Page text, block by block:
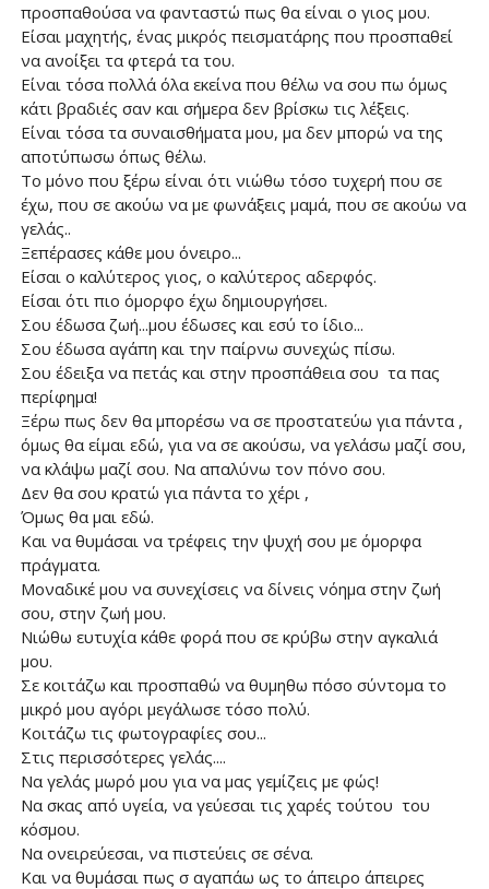
προσπαθούσα να φανταστώ πως θα είναι ο γιος μου.
Είσαι μαχητής, ένας μικρός πεισματάρης που προσπαθεί
να ανοίξει τα φτερά τα του.
Είναι τόσα πολλά όλα εκείνα που θέλω να σου πω όμως
κάτι βραδιές σαν και σήμερα δεν βρίσκω τις λέξεις.
Είναι τόσα τα συναισθήματα μου, μα δεν μπορώ να της
αποτύπωσω όπως θέλω.
Το μόνο που ξέρω είναι ότι νιώθω τόσο τυχερή που σε
έχω, που σε ακούω να με φωνάξεις μαμά, που σε ακούω να
γελάς..
Ξεπέρασες κάθε μου όνειρο...
Είσαι ο καλύτερος γιος, ο καλύτερος αδερφός.
Είσαι ότι πιο όμορφο έχω δημιουργήσει.
Σου έδωσα ζωή...μου έδωσες και εσύ το ίδιο...
Σου έδωσα αγάπη και την παίρνω συνεχώς πίσω.
Σου έδειξα να πετάς και στην προσπάθεια σου τα πας
περίφημα!
Ξέρω πως δεν θα μπορέσω να σε προστατεύω για πάντα ,
όμως θα είμαι εδώ, για να σε ακούσω, να γελάσω μαζί σου,
να κλάψω μαζί σου. Να απαλύνω τον πόνο σου.
Δεν θα σου κρατώ για πάντα το χέρι ,
Όμως θα μαι εδώ.
Και να θυμάσαι να τρέφεις την ψυχή σου με όμορφα
πράγματα.
Μοναδικέ μου να συνεχίσεις να δίνεις νόημα στην ζωή
σου, στην ζωή μου.
Νιώθω ευτυχία κάθε φορά που σε κρύβω στην αγκαλιά
μου.
Σε κοιτάζω και προσπαθώ να θυμηθω πόσο σύντομα το
μικρό μου αγόρι μεγάλωσε τόσο πολύ.
Κοιτάζω τις φωτογραφίες σου...
Στις περισσότερες γελάς....
Να γελάς μωρό μου για να μας γεμίζεις με φώς!
Να σκας από υγεία, να γεύεσαι τις χαρές τούτου του
κόσμου.
Να ονειρεύεσαι, να πιστεύεις σε σένα.
Και να θυμάσαι πως σ αγαπάω ως το άπειρο άπειρες